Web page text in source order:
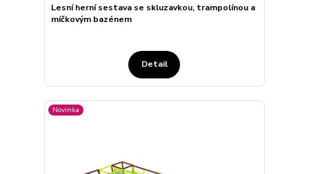
Lesní herní sestava se skluzavkou, trampolínou a
míčkovým bazénem
Detail
Novinka